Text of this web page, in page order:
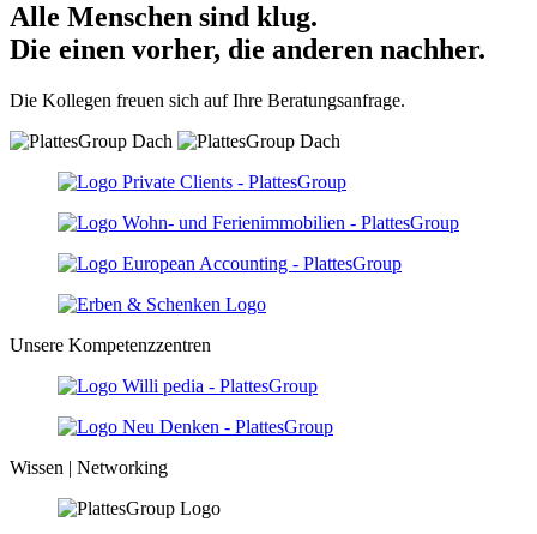
Alle Menschen sind klug.
Die einen vorher, die anderen nachher.
Die Kollegen freuen sich auf Ihre Beratungsanfrage.
Unsere Kompetenzzentren
Wissen | Networking